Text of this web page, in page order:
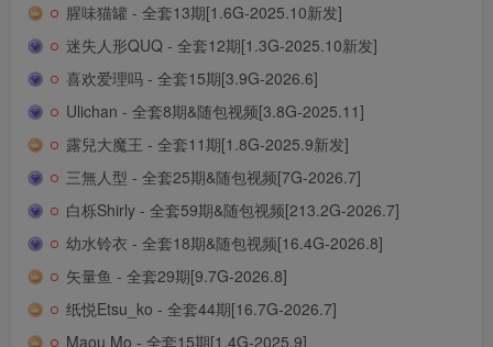
腥味猫罐 - 全套13期[1.6G-2025.10新发]
迷失人形QUQ - 全套12期[1.3G-2025.10新发]
喜欢爱理吗 - 全套15期[3.9G-2026.6]
Ulichan - 全套8期&随包视频[3.8G-2025.11]
露兒大魔王 - 全套11期[1.8G-2025.9新发]
三無人型 - 全套25期&随包视频[7G-2026.7]
白栎Shirly - 全套59期&随包视频[213.2G-2026.7]
幼水铃衣 - 全套18期&随包视频[16.4G-2026.8]
矢量鱼 - 全套29期[9.7G-2026.8]
纸悦Etsu_ko - 全套44期[16.7G-2026.7]
Maou Mo - 全套15期[1.4G-2025.9]